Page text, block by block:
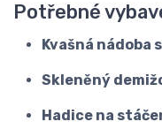
Potřebné
Kvašná nádoba
Skleněný
Hadice na